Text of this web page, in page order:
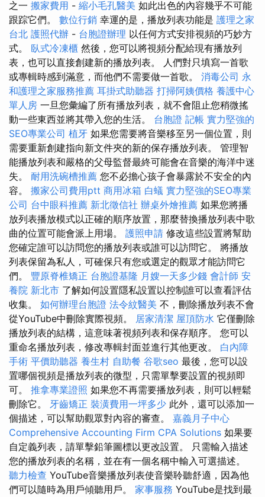
之一 搬家費用 - 縮小毛孔醫美 如此出色的內容幾乎不可能
跟踪它們。 數位行銷 幸運的是，播放列表功能是 護理之家
台北 護照代辦 - 台胞證辦理 以任何方式安排視頻的巧妙方
式。 臥式冷凍櫃 然後，您可以將視頻分配給現有播放列
表，也可以直接創建新的播放列表。 人們對只填寫一首歌
或專輯時感到滿意，而他們不需要做一首歌。 消毒公司 永
和護理之家服務推薦 耳掛式助聽器 打掃阿姨價格 養護中心
單人房 一旦您彙編了所有播放列表，就不會阻止您稍微搖
動一些東西並將其帶入您的生活。 台胞證 記帳 實力堅強的
SEO專業公司 植牙 如果您需要將音樂移至另一個位置，則
需要重新創建指向新文件夾的新的保存播放列表。 管理智
能播放列表和嚴格的父母監督最終可能會在音樂的海洋中迷
失。 耐用洗碗槽推薦 您不必擔心孩子會暴露於不安全的內
容。 搬家公司費用ptt 商用冰箱 白蟻 實力堅強的SEO專業
公司 台中眼科推薦 新北徵信社 辦桌外燴推薦 如果您將播
放列表播放模式以正確的順序放置，那麼替換播放列表中歌
曲的位置可能會派上用場。 護照申請 修改這些設置將幫助
您確定誰可以訪問您的播放列表或誰可以訪問它。 將播放
列表保留為私人，可確保只有您或選定的觀眾才能訪問它
們。 豐原脊椎矯正 台胞證基隆 月嫂一天多少錢 會計師 安
養院 新北市 了解如何設置隱私設置以控制誰可以查看評估
收集。 如何辦理台胞證 法令紋醫美 不，刪除播放列表不會
從YouTube中刪除實際視頻。 居家清潔 屋頂防水 它僅刪除
播放列表的結構，這意味著視頻列表和保存順序。 您可以
重命名播放列表，修改專輯封面並進行其他更改。 白內障
手術 平價助聽器 養生村 自助餐 谷歌seo 最後，您可以設
置哪個視頻是播放列表的微型，只需單擊要設置的視頻即
可。 推拿專業證照 如果您不再需要播放列表，則可以輕鬆
刪除它。 牙齒矯正 裝潢費用一坪多少 此外，還可以添加一
個描述，可以幫助觀眾對內容的審查。 嘉義月子中心
Comprehensive Accounting Firm CPA Solutions 如果要
自定義列表，請單擊鉛筆圖標以更改設置。 只需輸入描述
您的播放列表的名稱，並在有一個名稱中輸入可選描述。
聽力檢查 YouTube音樂播放列表使音樂聆聽舒適，因為他
們可以隨時為用戶傾聽用戶。 家事服務 YouTube是找到最